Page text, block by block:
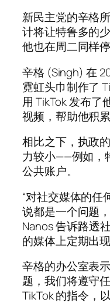
新民主党的辛格
计将让特鲁多的
他也在周二同样
辛格 (Singh) 在
霓虹头巾制作了
用 TikTok 发布了
视频，帮助他积
相比之下，执政
力较小——例如，
公共账户。
“对社交媒体的任
说都是一个问题
Nanos 告诉路透
的媒体上定期出
辛格的办公室表
题，我们将遵守
TikTok 的指令，